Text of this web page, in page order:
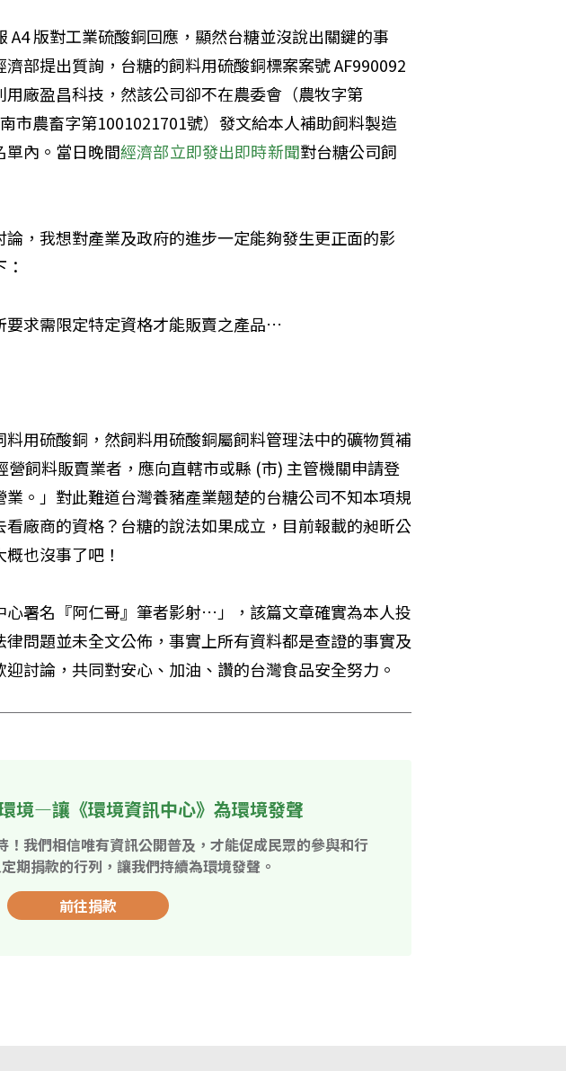
A4 版對工業硫酸銅回應，顯然台糖並沒說出關鍵的事
部提出質詢，台糖的飼料用硫酸銅標案案號 AF990092
廠盈昌科技，然該公司卻不在農委會（農牧字第
市農畜字第1001021701號）發文給本人補助飼料製造
內。當日晚間經濟部立即發出即時新聞對台糖公司飼
，我想對產業及政府的進步一定能夠發生更正面的影
要求需限定特定資格才能販賣之產品…
用硫酸銅，然飼料用硫酸銅屬飼料管理法中的礦物質補
飼料販賣業者，應向直轄市或縣 (市) 主管機關申請登
。」對此難道台灣養豬產業翹楚的台糖公司不知本項規
廠商的資格？台糖的說法如果成立，目前報載的昶昕公
也沒事了吧！
署名『阿仁哥』筆者影射…」，該篇文章確實為本人投
問題並未全文公佈，事實上所有資料都是查證的事實及
討論，共同對安心、加油、讚的台灣食品安全努力。
境—讓《環境資訊中心》為環境發聲
！我們相信唯有資訊公開普及，才能促成民眾的參與和行
期捐款的行列，讓我們持續為環境發聲。
前往捐款